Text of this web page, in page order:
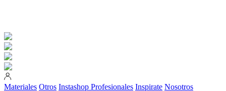
Materiales Otros Instashop Profesionales Inspirate Nosotros